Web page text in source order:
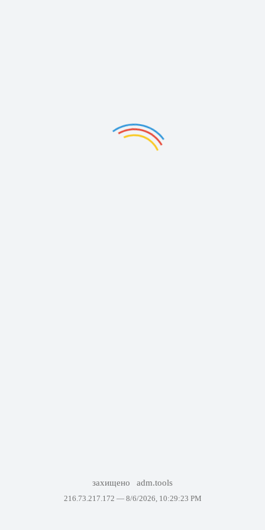
захищено adm.tools
216.73.217.172 — 8/6/2026, 10:29:23 PM